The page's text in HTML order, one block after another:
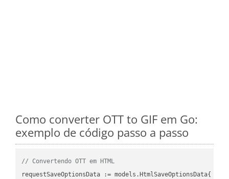
Como converter OTT to GIF em Go:
exemplo de código passo a passo
// Convertendo OTT em HTML
requestSaveOptionsData := models.HtmlSaveOptionsData{